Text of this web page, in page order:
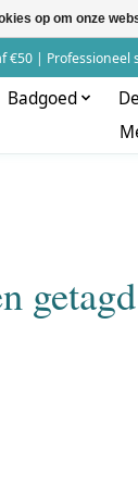
| Professioneel
Badgoed
op om onze